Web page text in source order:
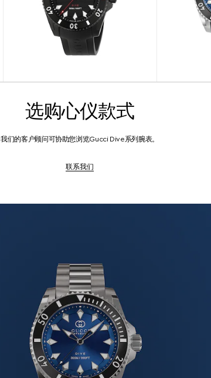
选购心仪款式
我们的客户顾问可协助您浏览Gucci Dive系列腕表。
联系我们